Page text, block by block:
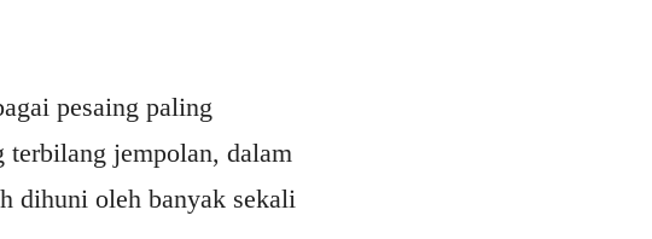
pesaing paling
terbilang jempolan, dalam
dihuni oleh banyak sekali